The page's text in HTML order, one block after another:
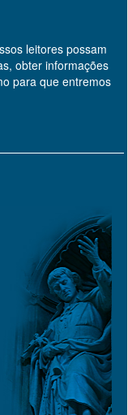
leitores possam
obter informações
para que entremos